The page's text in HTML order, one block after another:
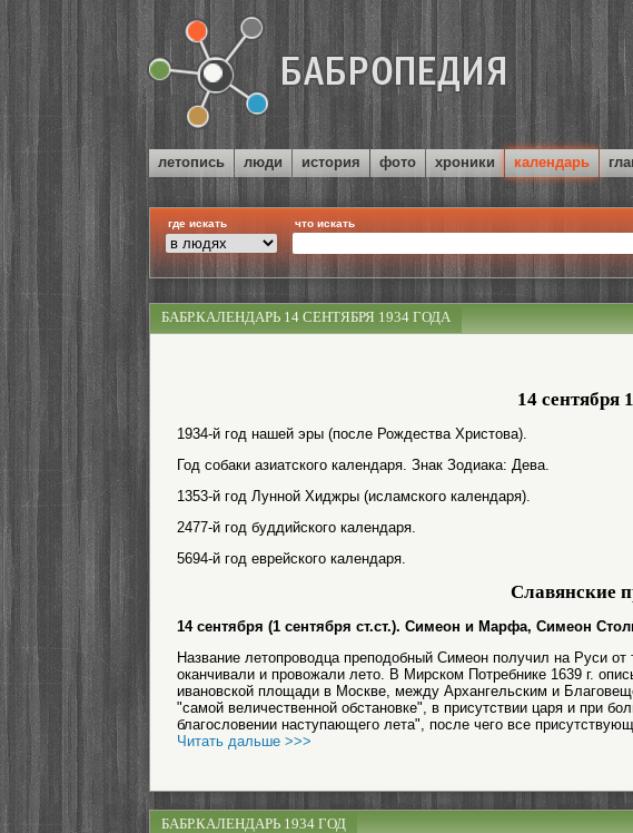
летопись люди история фото хроники календарь
где искать что искать
БАБР.КАЛЕНДАРЬ 14 СЕНТЯБРЯ 1934 ГОДА
14 сентября
1934-й год нашей эры (после Рождества Христова).
Год собаки азиатского календаря. Знак Зодиака: Дева.
1353-й год Лунной Хиджры (исламского календаря).
2477-й год буддийского календаря.
5694-й год еврейского календаря.
Славянские
14 сентября (1 сентября ст.ст.). Симеон и Марфа, Симеон
Название летопроводца преподобный Симеон получил на Руси от
оканчивали и провожали лето. В Мирском Потребнике 1639 г.
ивановской площади в Москве, между Архангельским и
"самой величественной обстановке", в присутствии царя и при
благословении наступающего лета", после чего все
Читать дальше >>>
БАБР.КАЛЕНДАРЬ 1934 ГОД